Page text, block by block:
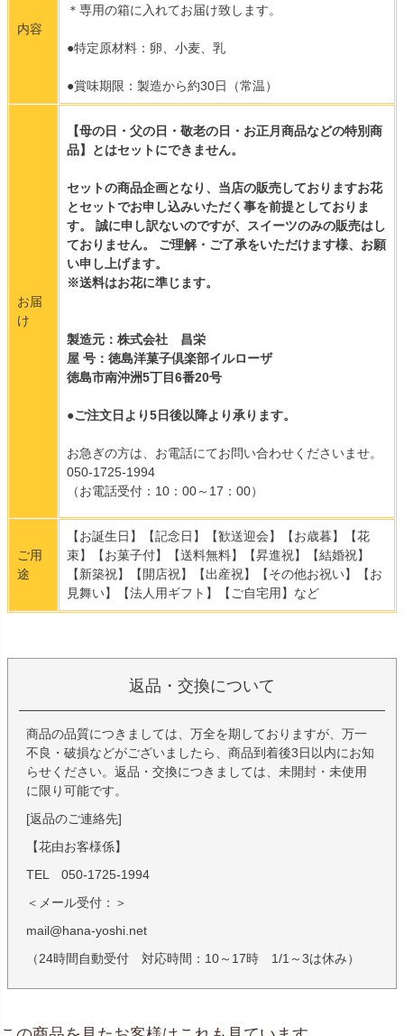
内容
＊専用の箱に入れてお届け致します。
●特定原材料：卵、小麦、乳
●賞味期限：製造から約30日（常温）
お届
け
【母の日・父の日・敬老の日・お正月商品などの特別商
品】とはセットにできません。
セットの商品企画となり、当店の販売しておりますお花
とセットでお申し込みいただく事を前提としておりま
す。 誠に申し訳ないのですが、スイーツのみの販売はし
ておりません。 ご理解・ご了承をいただけます様、お願
い申し上げます。
※送料はお花に準じます。
製造元：株式会社 昌栄
屋 号：徳島洋菓子倶楽部イルローザ
徳島市南沖洲5丁目6番20号
●ご注文日より5日後以降より承ります。
お急ぎの方は、お電話にてお問い合わせくださいませ。
050-1725-1994
（お電話受付：10：00～17：00）
ご用
途
【お誕生日】【記念日】【歓送迎会】【お歳暮】【花
束】【お菓子付】【送料無料】【昇進祝】【結婚祝】
【新築祝】【開店祝】【出産祝】【その他お祝い】【お
見舞い】【法人用ギフト】【ご自宅用】など
返品・交換について
商品の品質につきましては、万全を期しておりますが、万一
不良・破損などがございましたら、商品到着後3日以内にお知
らせください。返品・交換につきましては、未開封・未使用
に限り可能です。
[返品のご連絡先]
【花由お客様係】
TEL 050-1725-1994
＜メール受付：＞
mail@hana-yoshi.net
（24時間自動受付 対応時間：10～17時 1/1～3は休み）